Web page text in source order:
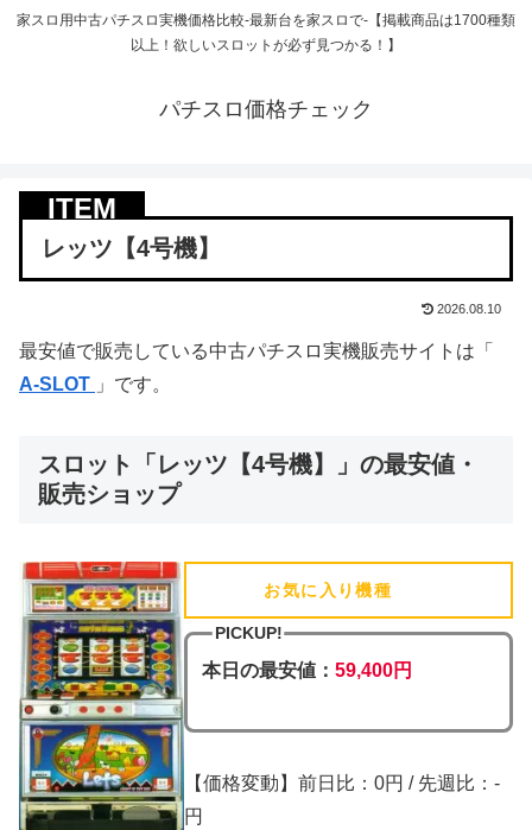
家スロ用中古パチスロ実機価格比較-最新台を家スロで-【掲載商品は1700種類
以上！欲しいスロットが必ず見つかる！】
パチスロ価格チェック
レッツ【4号機】
2026.08.10
最安値で販売している中古パチスロ実機販売サイトは「
A-SLOT 」です。
スロット「レッツ【4号機】」の最安値・
販売ショップ
お気に入り機種
PICKUP!
本日の最安値：59,400円
【価格変動】前日比：0円 / 先週比：-
円